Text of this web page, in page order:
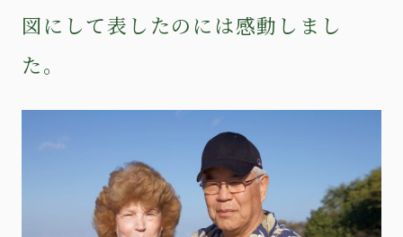
図にして表したのには感動しまし
た。